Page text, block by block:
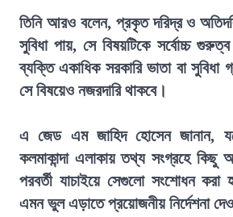
তিনি আরও বলেন, প্রকৃত দরিদ্র ও
সুবিধা পায়, সে বিষয়টিকে সর্বোচ্চ
ব্যক্তি একাধিক সরকারি ভাতা বা সুবিধা
সে বিষয়েও নজরদারি থাকবে।
এ জেড এম জাহিদ হোসেন জানান,
কলমাকান্দা এলাকায় তথ্য সংগ্রহে কিছু
পরবর্তী যাচাইয়ে সেগুলো সংশোধন করা
এমন ভুল এড়াতে প্রয়োজনীয় নির্দেশনা